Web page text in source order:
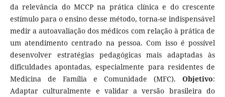
da relevância do MCCP na prática clínica e do crescente
estímulo para o ensino desse método, torna-se indispensável
medir a autoavaliação dos médicos com relação à prática de
um atendimento centrado na pessoa. Com isso é possível
desenvolver estratégias pedagógicas mais adaptadas às
dificuldades apontadas, especialmente para residentes de
Medicina de Família e Comunidade (MFC).Objetivo:
Adaptar culturalmente e validar a versão brasileira do